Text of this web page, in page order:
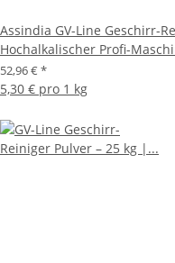
Assindia GV-Line Geschirr-
Hochalkalischer Profi-
52,96 € *
5,30 € pro 1 kg